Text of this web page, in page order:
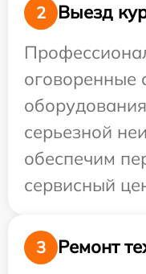
2
Выезд
оговоренные
серьезной
обеспечим
сервисный
3
Ремонт